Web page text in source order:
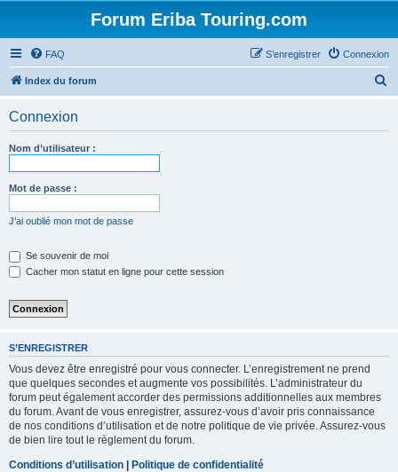
Forum Eriba Touring.com
FAQ Connexion
S’enregistrer
Index du forum
Connexion
Nom d’utilisateur :
Mot de passe :
J’ai oublié mon mot de passe
Se souvenir de moi
Cacher mon statut en ligne pour cette session
S’ENREGISTRER
Vous devez être enregistré pour vous connecter. L’enregistrement ne prend
que quelques secondes et augmente vos possibilités. L’administrateur du
forum peut également accorder des permissions additionnelles aux membres
du forum. Avant de vous enregistrer, assurez-vous d’avoir pris connaissance
de nos conditions d’utilisation et de notre politique de vie privée. Assurez-vous
de bien lire tout le règlement du forum.
Conditions d’utilisation | Politique de confidentialité